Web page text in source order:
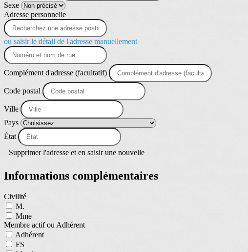
Sexe
Adresse personnelle
ou saisir le détail de l'adresse manuellement
Complément d'adresse (facultatif)
Code postal
Ville
Pays
État
Supprimer l'adresse et en saisir une nouvelle
Informations complémentaires
Civilité
M.
Mme
Membre actif ou Adhérent
Adhérent
FS